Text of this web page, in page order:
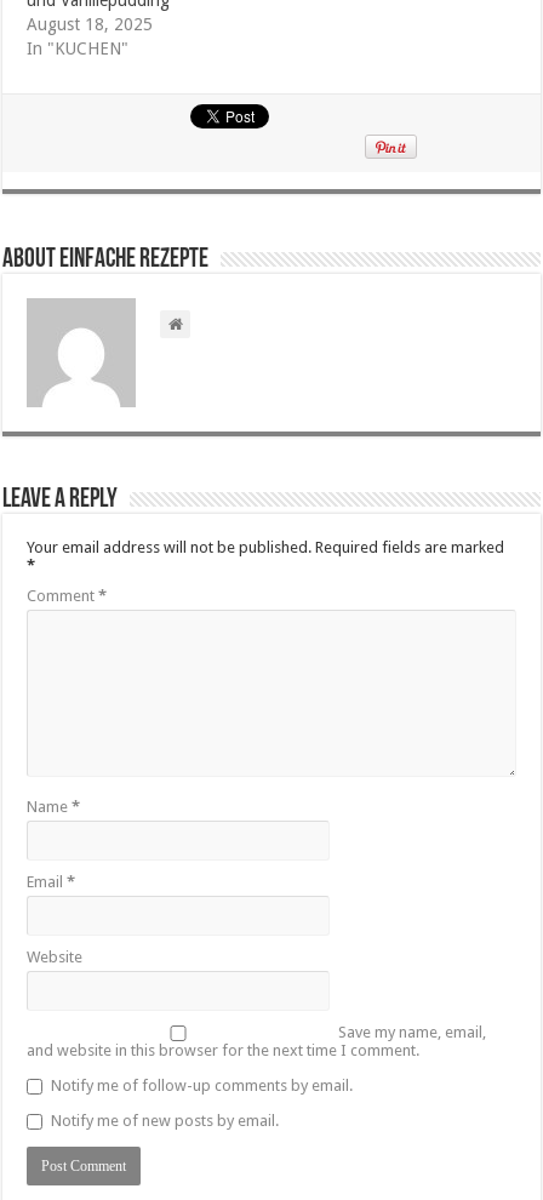
August 18, 2025
In "KUCHEN"
About Einfache Rezepte
Leave a Reply
Your email address will not be published. Required fields are marked
*
Comment*
Name*
Email*
Website
Save my name, email,
and website in this browser for the next time I comment.
Notify me of follow-up comments by email.
Notify me of new posts by email.